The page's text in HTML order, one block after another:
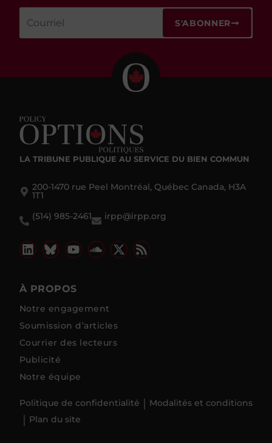
S'ABONNER
LA TRIBUNE PUBLIQUE AU SERVICE DU BIEN COMMUN
200-1470 rue Peel Montréal, Québec Canada, H3A
1T1
(514) 985-2461
irpp@irpp.org
À PROPOS
Notre engagement
Soumission d’articles
Courrier des lecteurs
Publicité
Notre équipe
Politique de confidentialité
Modalités et conditions
Plan du site